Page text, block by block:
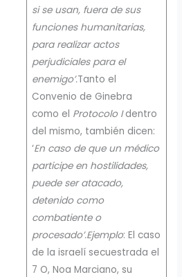
si se usan, fuera de sus
funciones humanitarias,
para realizar actos
perjudiciales para el
enemigo’.Tanto el
Convenio de Ginebra
como el Protocolo Identro
del mismo, también dicen:
‘En caso de que un médico
participe en hostilidades,
puede ser atacado,
detenido como
combatiente o
procesado’.Ejemplo: El caso
de la israelí secuestrada el
7 O, Noa Marciano, su